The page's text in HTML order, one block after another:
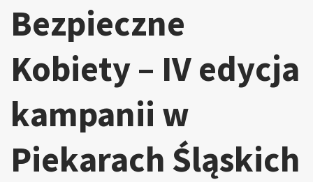
Bezpieczne
Kobiety – IV edycja
kampanii w
Piekarach Śląskich